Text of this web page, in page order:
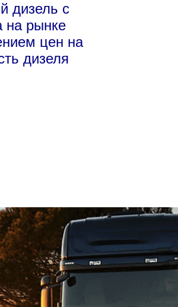
дизель с
на рынке
цен на
дизеля